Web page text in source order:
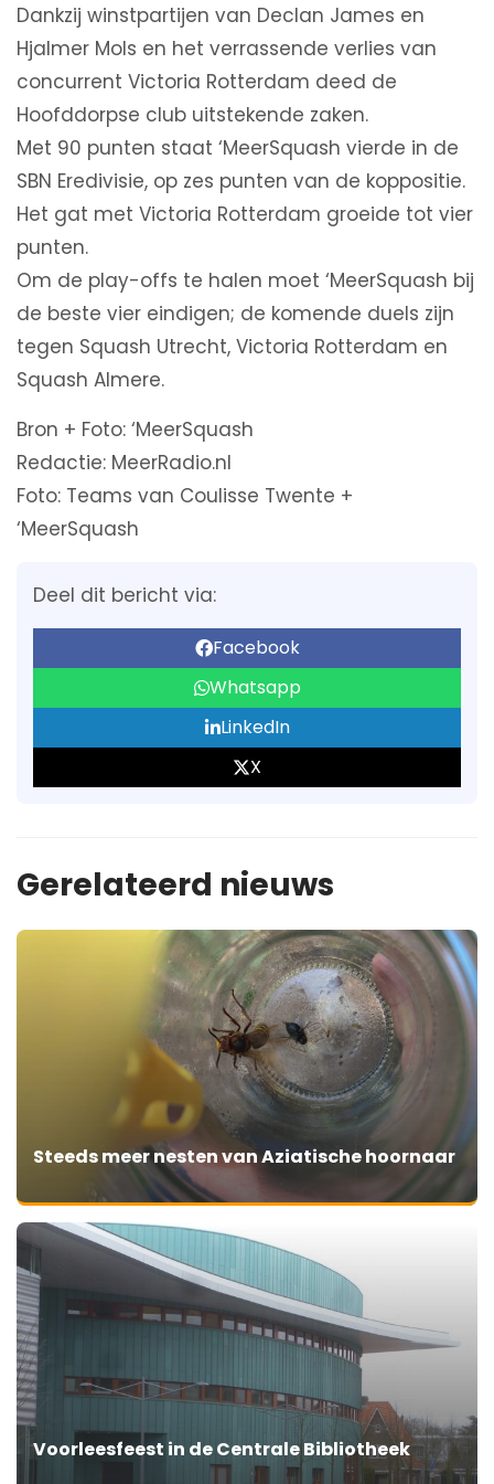
Dankzij winstpartijen van Declan James en
Hjalmer Mols en het verrassende verlies van
concurrent Victoria Rotterdam deed de
Hoofddorpse club uitstekende zaken.
Met 90 punten staat ‘MeerSquash vierde in de
SBN Eredivisie, op zes punten van de koppositie.
Het gat met Victoria Rotterdam groeide tot vier
punten.
Om de play-offs te halen moet ‘MeerSquash bij
de beste vier eindigen; de komende duels zijn
tegen Squash Utrecht, Victoria Rotterdam en
Squash Almere.
Bron + Foto: ‘MeerSquash
Redactie: MeerRadio.nl
Foto: Teams van Coulisse Twente +
‘MeerSquash
Deel dit bericht via:
Facebook
Whatsapp
LinkedIn
X
Gerelateerd nieuws
Steeds meer nesten van Aziatische hoornaar
Voorleesfeest in de Centrale Bibliotheek